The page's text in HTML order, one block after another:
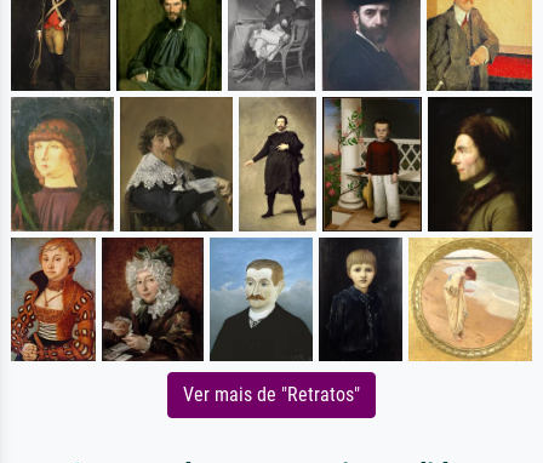
Ver mais de "Retratos"